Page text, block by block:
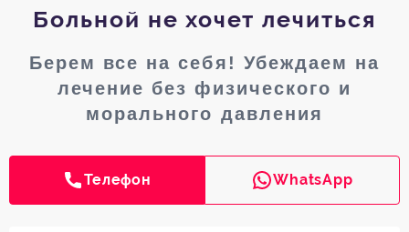
Больной не хочет лечиться
Берем все на себя! Убеждаем на
лечение без физического и
морального давления
Телефон WhatsApp